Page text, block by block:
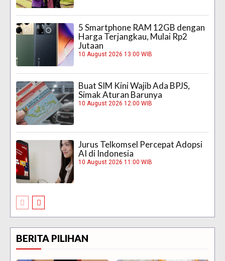
5 Smartphone RAM 12GB dengan
Harga Terjangkau, Mulai Rp2
Jutaan
10 August 2026 13:00 WIB
Buat SIM Kini Wajib Ada BPJS,
Simak Aturan Barunya
10 August 2026 12:00 WIB
Jurus Telkomsel Percepat Adopsi
AI di Indonesia
10 August 2026 11:00 WIB
BERITA PILIHAN